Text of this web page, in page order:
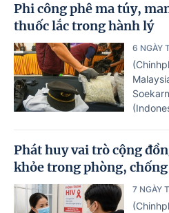
Phi công phê ma túy,
thuốc lắc trong hành lý
6 NGÀY
Phát huy vai trò cộng
khỏe trong phòng,
7 NGÀY